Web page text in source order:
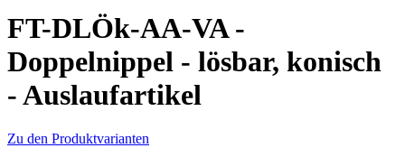
FT-DLÖk-AA-VA -
Doppelnippel - lösbar, konisch
- Auslaufartikel
Zu den Produktvarianten